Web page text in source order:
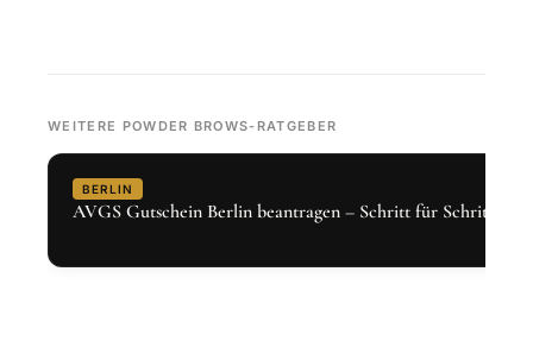
WEITERE POWDER BROWS-RATGEBER
BERLIN
AVGS Gutschein Berlin beantragen – Schritt für Schritt 2026